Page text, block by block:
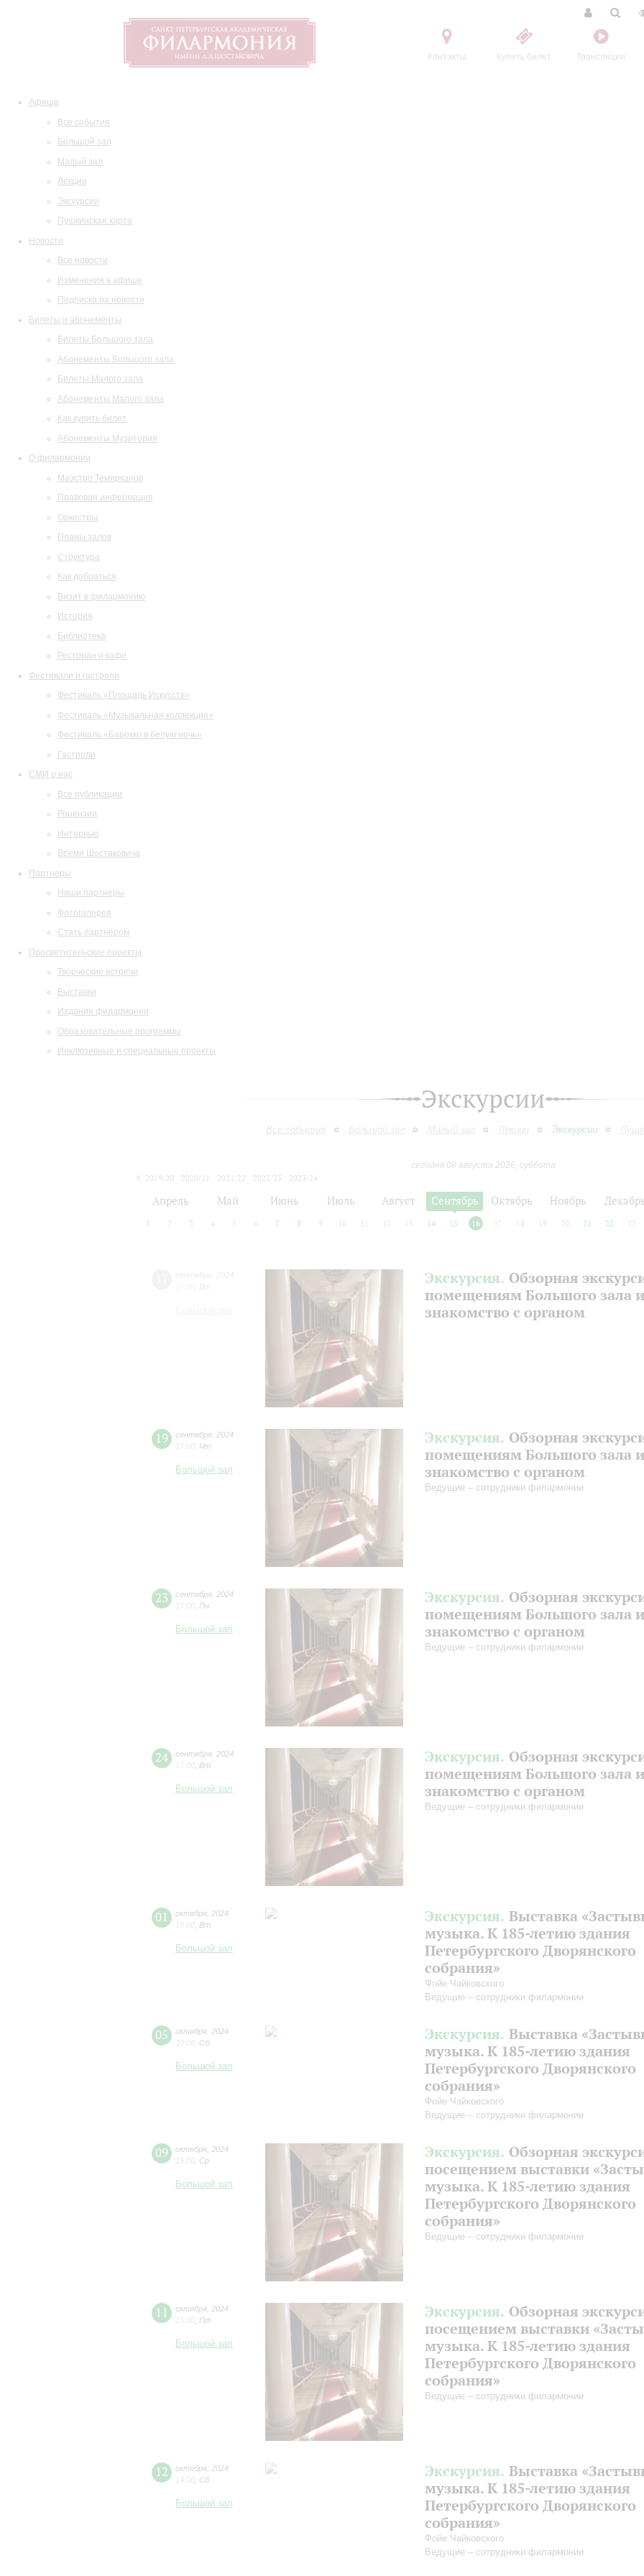
Контакты Купить билет Трансляции
Афиша
Все события
Большой зал
Малый зал
Лекции
Экскурсии
Пушкинская карта
Новости
Все новости
Изменения в афише
Подписка на новости
Билеты и абонементы
Билеты Большого зала
Абонементы Большого зала
Билеты Малого зала
Абонементы Малого зала
Как купить билет
Абонементы Музитория
О филармонии
Маэстро Темирканов
Правовая информация
Оркестры
Планы залов
Структура
Как добраться
Визит в филармонию
История
Библиотека
Ресторан и кафе
Фестивали и гастроли
Фестиваль «Площадь Искусств»
Фестиваль «Музыкальная коллекция»
Фестиваль «Барокко в белую ночь»
Гастроли
СМИ о нас
Все публикации
Рецензии
Интервью
Время Шостаковича
Партнеры
Наши партнеры
Фотогалерея
Стать партнером
Просветительские проекты
Творческие встречи
Выставки
Издания филармонии
Образовательные программы
Инклюзивные и специальные проекты
Экскурсии
Все события Большой зал Малый зал Лекции Экскурсии
сегодня 08 августа 2026, суббота
2019/20
2020/21 2021/22 2022/23
2023/24
Апрель Май Июнь Июль Август Сентябрь Октябрь Ноябрь
1 2 3 4 5 6 7 8 9 10 12 13 14 15 16 17 18 19 20 21 22 23
Экскурсия. Обзорная
помещениям Большого зала и
знакомство с органом
19 сентября 2024
17:00 Чт
Большой зал
Экскурсия. Обзорная
помещениям Большого зала и
знакомство с органом
Ведущие – сотрудники филармонии
23 сентября 2024
17:00 Пн
Большой зал
Экскурсия. Обзорная
помещениям Большого зала и
знакомство с органом
Ведущие – сотрудники филармонии
24 сентября 2024
17:00 Вт
Большой зал
Экскурсия. Обзорная
помещениям Большого зала и
знакомство с органом
Ведущие – сотрудники филармонии
01 октября 2024
10:00 Вт
Большой зал
Экскурсия. Выставка
музыка. К 185-летию здания
Петербургского Дворянского
собрания»
Фойе Чайковского
Ведущие – сотрудники филармонии
05 октября 2024
10:00 Сб
Большой зал
Экскурсия. Выставка
музыка. К 185-летию здания
Петербургского Дворянского
собрания»
Фойе Чайковского
Ведущие – сотрудники филармонии
09 октября 2024
15:00 Ср
Большой зал
Экскурсия. Обзорная
посещением выставки
музыка. К 185-летию здания
Петербургского Дворянского
собрания»
Ведущие – сотрудники филармонии
11 октября 2024
15:00 Пт
Большой зал
Экскурсия. Обзорная
посещением выставки
музыка. К 185-летию здания
Петербургского Дворянского
собрания»
Ведущие – сотрудники филармонии
12 октября 2024
14:00 Сб
Большой зал
Экскурсия. Выставка
музыка. К 185-летию здания
Петербургского Дворянского
собрания»
Фойе Чайковского
Ведущие – сотрудники филармонии